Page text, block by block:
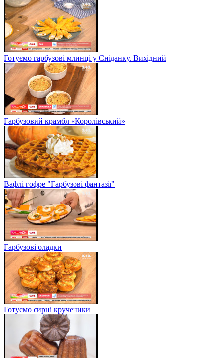
Готуємо гарбузові млинці у Сніданку. Вихідний
Гарбузовий крамбл «Королівський»
Вафлі гофре "Гарбузові фантазії"
Гарбузові оладки
Готуємо сирні крученики